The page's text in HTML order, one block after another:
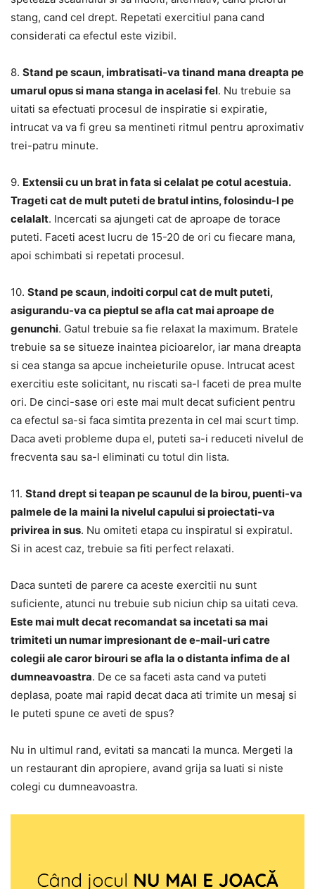
stang, cand cel drept. Repetati exercitiul pana cand
considerati ca efectul este vizibil.
8. Stand pe scaun, imbratisati-va tinand mana dreapta pe
umarul opus si mana stanga in acelasi fel. Nu trebuie sa
uitati sa efectuati procesul de inspiratie si expiratie,
intrucat va va fi greu sa mentineti ritmul pentru aproximativ
trei-patru minute.
9. Extensii cu un brat in fata si celalat pe cotul acestuia.
Trageti cat de mult puteti de bratul intins, folosindu-l pe
celalalt. Incercati sa ajungeti cat de aproape de torace
puteti. Faceti acest lucru de 15-20 de ori cu fiecare mana,
apoi schimbati si repetati procesul.
10. Stand pe scaun, indoiti corpul cat de mult puteti,
asigurandu-va ca pieptul se afla cat mai aproape de
genunchi. Gatul trebuie sa fie relaxat la maximum. Bratele
trebuie sa se situeze inaintea picioarelor, iar mana dreapta
si cea stanga sa apcue incheieturile opuse. Intrucat acest
exercitiu este solicitant, nu riscati sa-l faceti de prea multe
ori. De cinci-sase ori este mai mult decat suficient pentru
ca efectul sa-si faca simtita prezenta in cel mai scurt timp.
Daca aveti probleme dupa el, puteti sa-i reduceti nivelul de
frecventa sau sa-l eliminati cu totul din lista.
11. Stand drept si teapan pe scaunul de la birou, puenti-va
palmele de la maini la nivelul capului si proiectati-va
privirea in sus. Nu omiteti etapa cu inspiratul si expiratul.
Si in acest caz, trebuie sa fiti perfect relaxati.
Daca sunteti de parere ca aceste exercitii nu sunt
suficiente, atunci nu trebuie sub niciun chip sa uitati ceva.
Este mai mult decat recomandat sa incetati sa mai
trimiteti un numar impresionant de e-mail-uri catre
colegii ale caror birouri se afla la o distanta infima de al
dumneavoastra. De ce sa faceti asta cand va puteti
deplasa, poate mai rapid decat daca ati trimite un mesaj si
le puteti spune ce aveti de spus?
Nu in ultimul rand, evitati sa mancati la munca. Mergeti la
un restaurant din apropiere, avand grija sa luati si niste
colegi cu dumneavoastra.